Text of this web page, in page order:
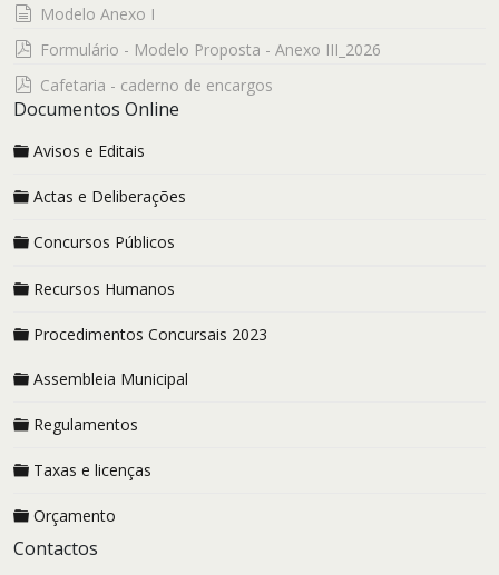
documento
Modelo Anexo I
pdf
Formulário - Modelo Proposta - Anexo III_2026
pdf
Cafetaria - caderno de encargos
Documentos Online
Avisos e Editais
Actas e Deliberações
Concursos Públicos
Recursos Humanos
Procedimentos Concursais 2023
Assembleia Municipal
Regulamentos
Taxas e licenças
Orçamento
Contactos